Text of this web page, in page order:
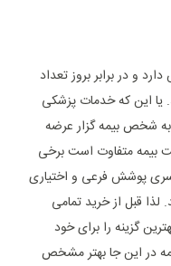
و در برابر بروز تعداد
یا این که خدمات پزشکی
شخص بیمه گزار عرضه
بیمه متفاوت است برخی
پوشش فرعی و اختیاری
قبل از خرید تمامی
گزینه را برای خود
در این جا بهتر مشخص